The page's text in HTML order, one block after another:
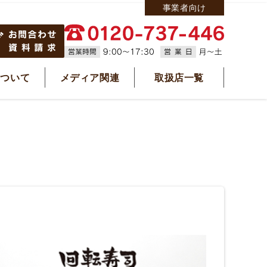
事業者向け
いて メディア関連 取扱店一覧